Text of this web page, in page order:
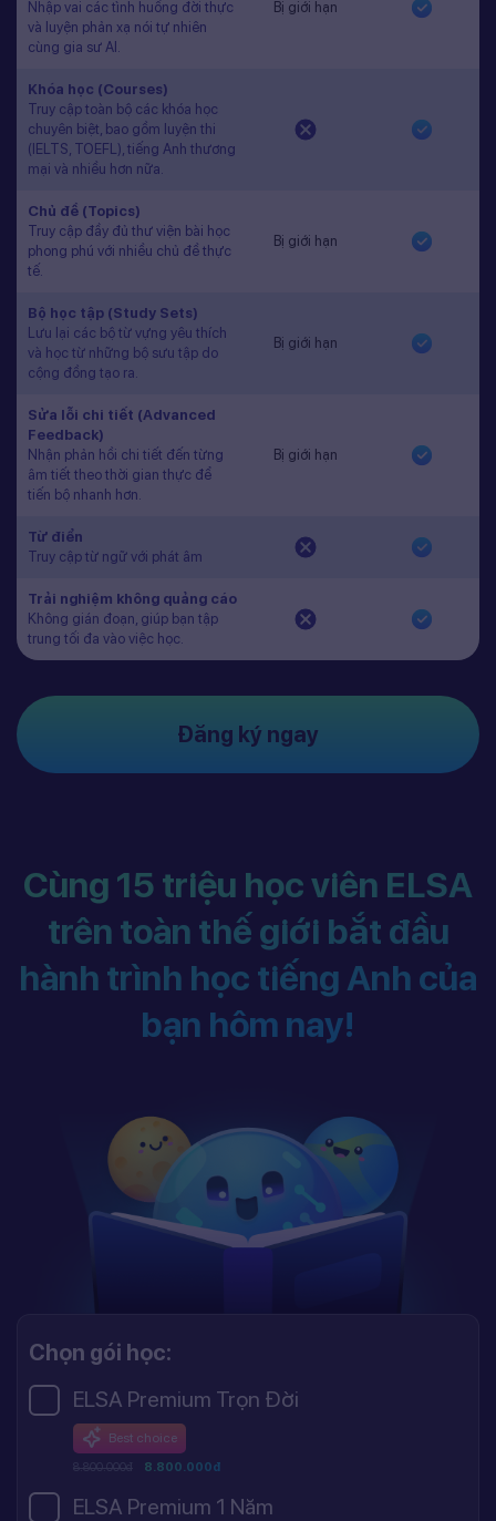
Nhập vai các tình huống đời thực
và luyện phản xạ nói tự nhiên
cùng gia sư AI.
Bị giới hạn
Khóa học (Courses)
Truy cập toàn bộ các khóa học
chuyên biệt, bao gồm luyện thi
(IELTS, TOEFL), tiếng Anh thương
mại và nhiều hơn nữa.
Chủ đề (Topics)
Truy cập đầy đủ thư viện bài học
phong phú với nhiều chủ đề thực
tế.
Bị giới hạn
Bộ học tập (Study Sets)
Lưu lại các bộ từ vựng yêu thích
và học từ những bộ sưu tập do
cộng đồng tạo ra.
Bị giới hạn
Sửa lỗi chi tiết (Advanced
Feedback)
Nhận phản hồi chi tiết đến từng
âm tiết theo thời gian thực để
tiến bộ nhanh hơn.
Bị giới hạn
Từ điển
Truy cập từ ngữ với phát âm
Trải nghiệm không quảng cáo
Không gián đoạn, giúp bạn tập
trung tối đa vào việc học.
Đăng ký ngay
Cùng 15 triệu học viên ELSA
trên toàn thế giới bắt đầu
hành trình học tiếng Anh của
bạn hôm nay!
Chọn gói học:
ELSA Premium Trọn Đời
Best choice
8.800.000đ 8.800.000đ
ELSA Premium 1 Năm